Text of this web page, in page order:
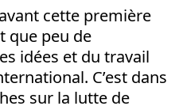
cette première
que peu de
idées et du travail
C’est dans
sur la lutte de